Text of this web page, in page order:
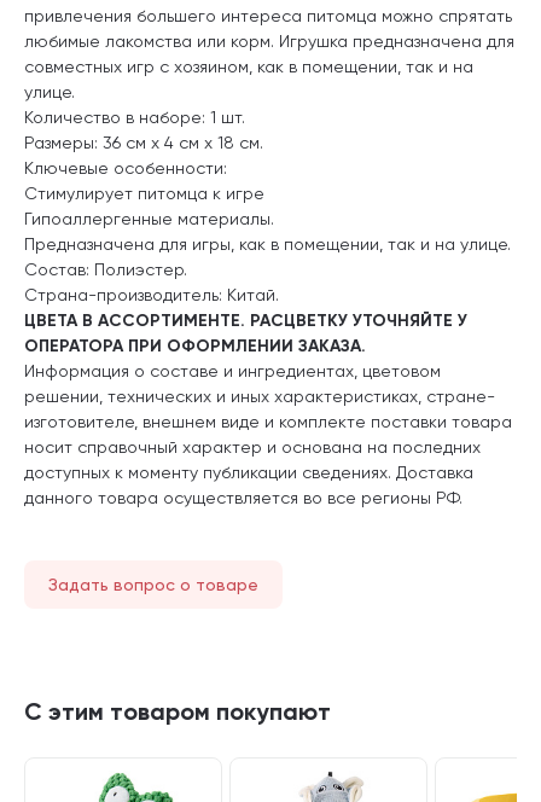
привлечения большего интереса питомца можно спрятать
любимые лакомства или корм. Игрушка предназначена для
совместных игр с хозяином, как в помещении, так и на
улице.
Количество в наборе: 1 шт.
Размеры: 36 см х 4 см х 18 см.
Ключевые особенности:
Стимулирует питомца к игре
Гипоаллергенные материалы.
Предназначена для игры, как в помещении, так и на улице.
Состав: Полиэстер.
Страна-производитель: Китай.
ЦВЕТА В АССОРТИМЕНТЕ. РАСЦВЕТКУ УТОЧНЯЙТЕ У
ОПЕРАТОРА ПРИ ОФОРМЛЕНИИ ЗАКАЗА.
Информация о составе и ингредиентах, цветовом
решении, технических и иных характеристиках, стране-
изготовителе, внешнем виде и комплекте поставки товара
носит справочный характер и основана на последних
доступных к моменту публикации сведениях. Доставка
данного товара осуществляется во все регионы РФ.
Задать вопрос о товаре
С этим товаром покупают